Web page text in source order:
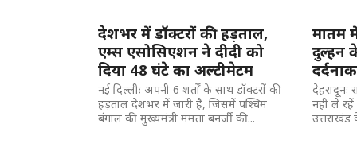
देशभर में डॉक्टरों की हड़ताल,
एम्स एसोसिएशन ने दीदी को
दिया 48 घंटे का अल्टीमेटम
नई दिल्लीः अपनी 6 शर्तों के साथ डॉक्टरों की
हड़ताल देशभर में जारी है, जिसमें पश्चिम
बंगाल की मुख्यमंत्री ममता बनर्जी की...
मातम
दुल्हन
नही ले रहें